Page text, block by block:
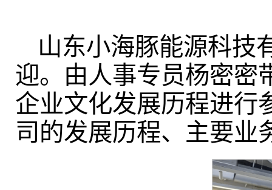
山东小海豚能源科技
迎。由人事专员杨密密
企业文化发展历程进行
司的发展历程、主要业